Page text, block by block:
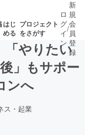
はじ
める
プロジェクト
をさがす
了が近いプ
ロ
グ
イ
ン
/
新
規
会
員
登
録
「やりたい
」もサポー
ンへ
ス・起業